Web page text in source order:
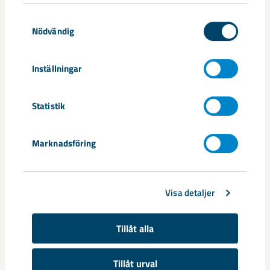
Nödvändig
Inställningar
Statistik
Marknadsföring
Visa detaljer
Tillåt alla
Tillåt urval
Relaterat innehåll